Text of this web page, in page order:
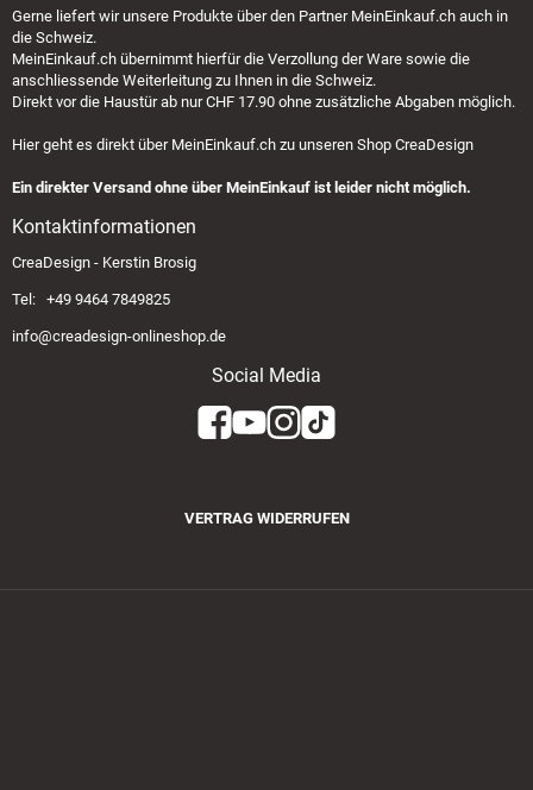
Gerne liefert wir unsere Produkte über den Partner MeinEinkauf.ch auch in
die Schweiz.
MeinEinkauf.ch übernimmt hierfür die Verzollung der Ware sowie die
anschliessende Weiterleitung zu Ihnen in die Schweiz.
Direkt vor die Haustür ab nur CHF 17.90 ohne zusätzliche Abgaben möglich.
Hier geht es direkt über MeinEinkauf.ch zu unseren Shop CreaDesign
Ein direkter Versand ohne über MeinEinkauf ist leider nicht möglich.
Kontaktinformationen
CreaDesign - Kerstin Brosig
Tel: +49 9464 7849825
info@creadesign-onlineshop.de
Social Media
VERTRAG WIDERRUFEN